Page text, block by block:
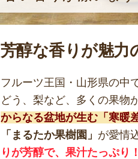
芳醇な香りが魅力
フルーツ王国・山形県の中
どう、梨など、多くの果物
からなる盆地が生む「寒暖
「まるたか果樹園」 が愛情
りが芳醇で、果汁たっぷり！